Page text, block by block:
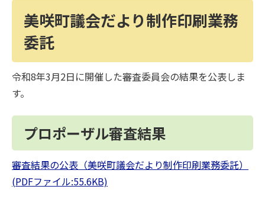
美咲町議会だより制作印刷業務
委託
令和8年3月2日に開催した審査委員会の結果を公表しま
す。
プロポーザル審査結果
審査結果の公表（美咲町議会だより制作印刷業務委託）
(PDFファイル:55.6KB)